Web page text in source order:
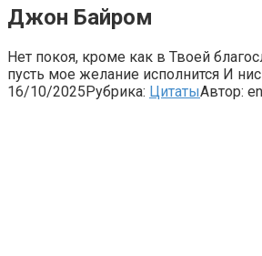
Джон Байром
Нет покоя, кроме как в Твоей
пусть мое желание исполнится И
16/10/2025Рубрика: ЦитатыАвтор: